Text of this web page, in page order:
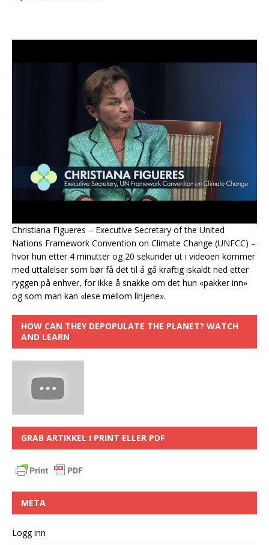
Christiana Figueres – Executive Secretary of the United
Nations Framework Convention on Climate Change (UNFCC) –
hvor hun etter 4 minutter og 20 sekunder ut i videoen kommer
med uttalelser som bør få det til å gå kraftig iskaldt ned etter
ryggen på enhver, for ikke å snakke om det hun «pakker inn»
og som man kan «lese mellom linjene».
HOW CAN THEY DEPOPULATE THE PLANET? WATCH
AND LEARN
GRAB ARTIKKEL I PRINT ELLER PDF
META
Logg inn